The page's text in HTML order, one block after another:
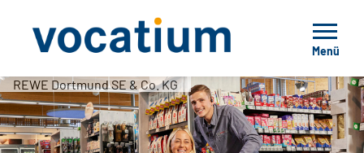
Menü
REWE Dortmund SE & Co. KG